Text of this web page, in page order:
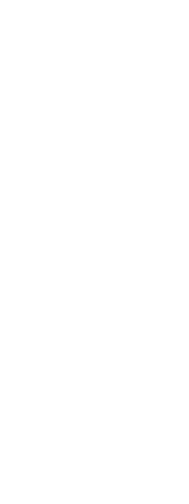
าคา จ้าง
นต์บรรทุก
ตัน หมาย
ระแก้ว
เฉพาะ